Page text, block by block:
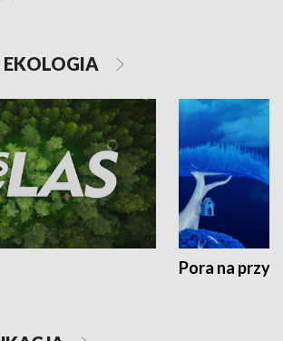
EKOLOGIA
Pora na